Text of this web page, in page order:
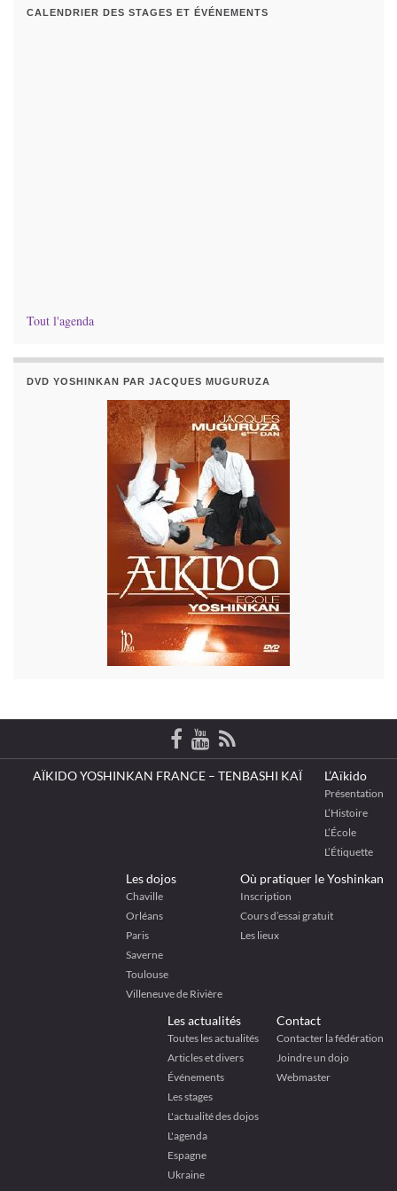
CALENDRIER DES STAGES ET ÉVÉNEMENTS
Tout l'agenda
DVD YOSHINKAN PAR JACQUES MUGURUZA
AÏKIDO YOSHINKAN FRANCE – TENBASHI KAÏ L’Aïkido
Présentation
L’Histoire
L’École
L’Étiquette
Les dojos
Chaville
Orléans
Paris
Saverne
Toulouse
Villeneuve de Rivière
Où pratiquer le Yoshinkan
Inscription
Cours d’essai gratuit
Les lieux
Les actualités
Toutes les actualités
Articles et divers
Événements
Les stages
L'actualité des dojos
L'agenda
Espagne
Ukraine
Contact
Contacter la fédération
Joindre un dojo
Webmaster